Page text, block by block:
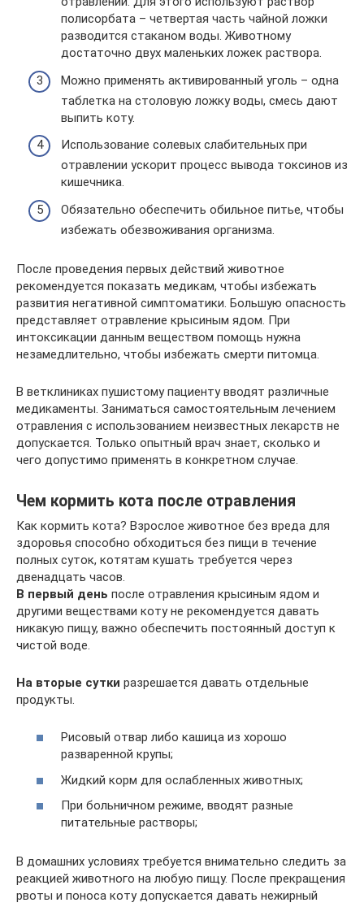
полисорбата – четвертая часть чайной ложки
разводится стаканом воды. Животному
достаточно двух маленьких ложек раствора.
Можно применять активированный уголь – одна
таблетка на столовую ложку воды, смесь дают
выпить коту.
Использование солевых слабительных при
отравлении ускорит процесс вывода токсинов из
кишечника.
Обязательно обеспечить обильное питье, чтобы
избежать обезвоживания организма.
После проведения первых действий животное
рекомендуется показать медикам, чтобы избежать
развития негативной симптоматики. Большую опасность
представляет отравление крысиным ядом. При
интоксикации данным веществом помощь нужна
незамедлительно, чтобы избежать смерти питомца.
В ветклиниках пушистому пациенту вводят различные
медикаменты. Заниматься самостоятельным лечением
отравления с использованием неизвестных лекарств не
допускается. Только опытный врач знает, сколько и
чего допустимо применять в конкретном случае.
Чем кормить кота после отравления
Как кормить кота? Взрослое животное без вреда для
здоровья способно обходиться без пищи в течение
полных суток, котятам кушать требуется через
двенадцать часов.
В первый день после отравления крысиным ядом и
другими веществами коту не рекомендуется давать
никакую пищу, важно обеспечить постоянный доступ к
чистой воде.
На вторые сутки разрешается давать отдельные
продукты.
Рисовый отвар либо кашица из хорошо
разваренной крупы;
Жидкий корм для ослабленных животных;
При больничном режиме, вводят разные
питательные растворы;
В домашних условиях требуется внимательно следить за
реакцией животного на любую пищу. После прекращения
рвоты и поноса коту допускается давать нежирный